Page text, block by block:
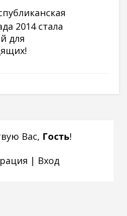
2014 стала
для
Вас, Гость!
| Вход